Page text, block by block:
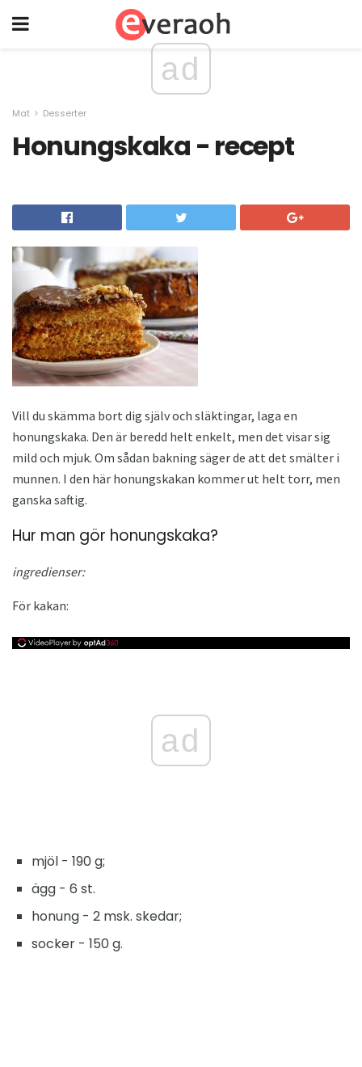
ad
Mat Desserter
Honungskaka - recept
Vill du skämma bort dig själv och släktingar, laga en
honungskaka. Den är beredd helt enkelt, men det visar sig
mild och mjuk. Om sådan bakning säger de att det smälter i
munnen. I den här honungskakan kommer ut helt torr, men
ganska saftig.
Hur man gör honungskaka?
ingredienser:
För kakan:
ad
mjöl - 190 g;
ägg - 6 st.
honung - 2 msk. skedar;
socker - 150 g.